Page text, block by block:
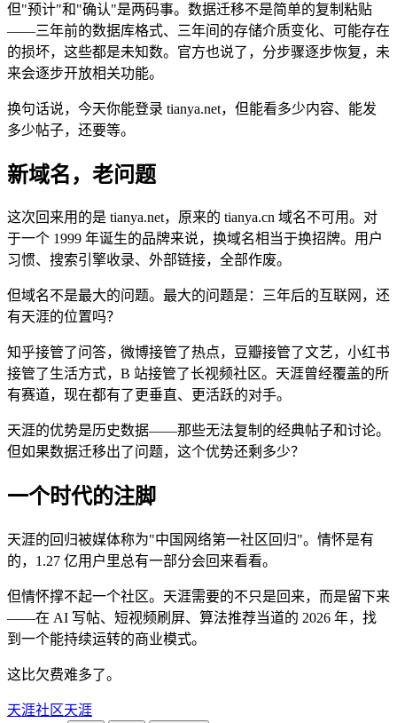
但"预计"和"确认"是两码事。数据迁移不是简单的复制粘贴
——三年前的数据库格式、三年间的存储介质变化、可能存在
的损坏，这些都是未知数。官方也说了，分步骤逐步恢复，未
来会逐步开放相关功能。
换句话说，今天你能登录 tianya.net，但能看多少内容、能发
多少帖子，还要等。
新域名，老问题
这次回来用的是 tianya.net，原来的 tianya.cn 域名不可用。对
于一个 1999 年诞生的品牌来说，换域名相当于换招牌。用户
习惯、搜索引擎收录、外部链接，全部作废。
但域名不是最大的问题。最大的问题是：三年后的互联网，还
有天涯的位置吗？
知乎接管了问答，微博接管了热点，豆瓣接管了文艺，小红书
接管了生活方式，B 站接管了长视频社区。天涯曾经覆盖的所
有赛道，现在都有了更垂直、更活跃的对手。
天涯的优势是历史数据——那些无法复制的经典帖子和讨论。
但如果数据迁移出了问题，这个优势还剩多少？
一个时代的注脚
天涯的回归被媒体称为"中国网络第一社区回归"。情怀是有
的，1.27 亿用户里总有一部分会回来看看。
但情怀撑不起一个社区。天涯需要的不只是回来，而是留下来
——在 AI 写帖、短视频刷屏、算法推荐当道的 2026 年，找
到一个能持续运转的商业模式。
这比欠费难多了。
天涯社区天涯